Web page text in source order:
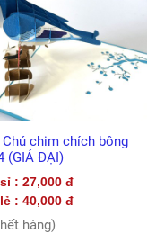
Chú chim chích bông
(GIÁ ĐẠI)
: 27,000 đ
: 40,000 đ
hàng)